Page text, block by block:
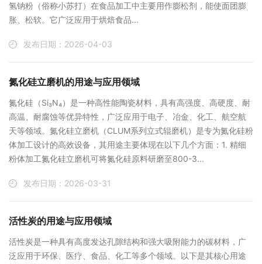
氢钠粉（俗称小苏打）在食品加工中主要用作膨松剂，能使面团膨
胀、松软。它广泛应用于烘焙食品...
发布日期：2026-04-03
氮化硅立磨机的用途与应用领域
氮化硅（Si₃N₄）是一种高性能陶瓷材料，具有高强度、高硬度、耐
高温、耐腐蚀等优异特性，广泛应用于电子、冶金、化工、航空航
天等领域。氮化硅立磨机（CLUM系列立式辊磨机）是专为氮化硅粉
体加工设计的高效设备，其用途主要体现在以下几个方面：1. ‌精细
粉体加工‌氮化硅立磨机可将氮化硅原料研磨至800-3...
发布日期：2026-03-31
活性炭的用途与应用领域
活性炭是一种具有高度发达孔隙结构和强大吸附能力的碳材料，广
泛应用于环保、医疗、食品、化工等多个领域。以下是其核心用途